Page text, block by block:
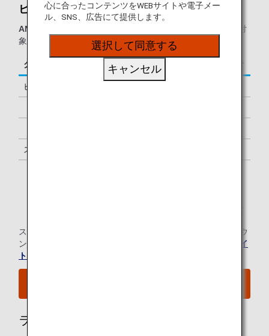
ビジネスクラスラウンジ：
ANAグループ運航便
をご利用の、以下に該当するお客様が対
象となります。
クラス／ステイタス ご同行者
ビジネスクラス
スーパーフライヤーズ会員
スター アライアンス有料ラウンジ会員のお客様の当空港ラウ
ンジのご利用については、
スター アライアンスのウェブサイ
ト
ラウンジ所有者
心に合ったコンテンツをWEBサイトや電子メー
ル、SNS、広告にて提供します。
選択して同意する
キャンセル